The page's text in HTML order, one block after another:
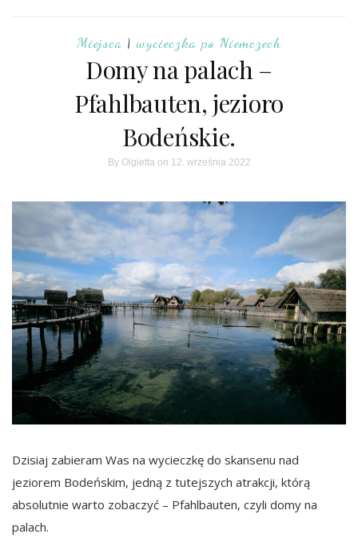
Miejsca | wycieczka po Niemczech
Domy na palach –
Pfahlbauten, jezioro
Bodeńskie.
By Olgiettaon 12. września 2022
Dzisiaj zabieram Was na wycieczkę do skansenu nad
jeziorem Bodeńskim, jedną z tutejszych atrakcji, którą
absolutnie warto zobaczyć – Pfahlbauten, czyli domy na
palach.